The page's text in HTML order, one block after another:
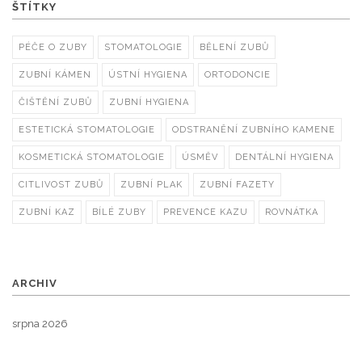
ŠTÍTKY
PÉČE O ZUBY STOMATOLOGIE BĚLENÍ ZUBŮ
ZUBNÍ KÁMEN ÚSTNÍ HYGIENA ORTODONCIE
ČIŠTĚNÍ ZUBŮ ZUBNÍ HYGIENA
ESTETICKÁ STOMATOLOGIE ODSTRANĚNÍ ZUBNÍHO KAMENE
KOSMETICKÁ STOMATOLOGIE ÚSMĚV DENTÁLNÍ HYGIENA
CITLIVOST ZUBŮ ZUBNÍ PLAK ZUBNÍ FAZETY
ZUBNÍ KAZ BÍLÉ ZUBY PREVENCE KAZU ROVNÁTKA
ARCHIV
srpna 2026